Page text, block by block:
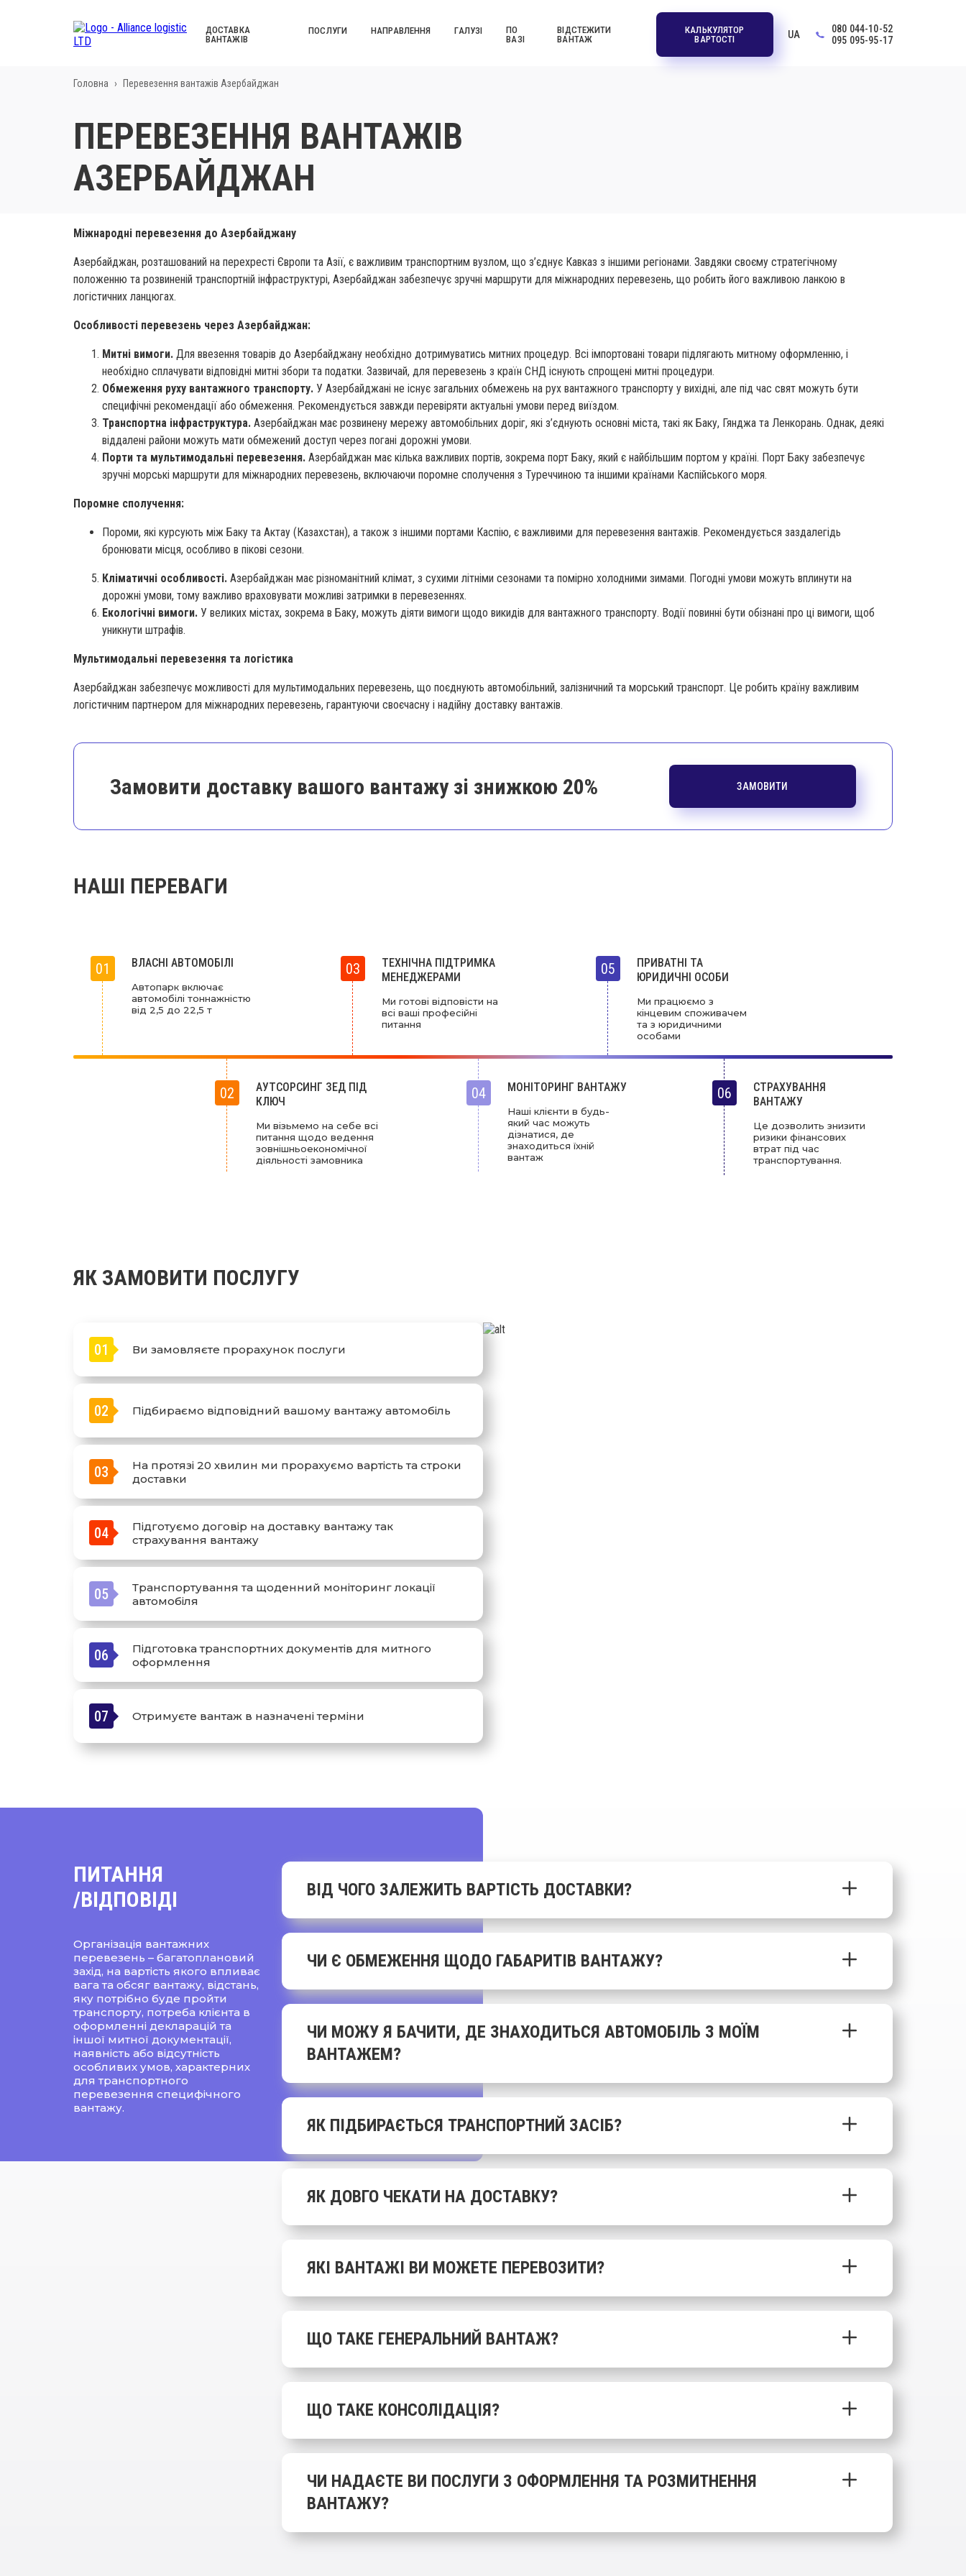
ДОСТАВКА
ВАНТАЖІВ
ПОСЛУГИ НАПРАВЛЕННЯ ГАЛУЗІ
ПО
ВАЗІ
ВІДСТЕЖИТИ
ВАНТАЖ
КАЛЬКУЛЯТОР
ВАРТОСТІ
UA
080 044-10-52
095 095-95-17
Головна › Перевезення вантажів Азербайджан
ПЕРЕВЕЗЕННЯ ВАНТАЖІВ
АЗЕРБАЙДЖАН
Міжнародні перевезення до Азербайджану
Азербайджан, розташований на перехресті Європи та Азії, є важливим транспортним вузлом, що з’єднує Кавказ з іншими регіонами. Завдяки своєму стратегічному
положенню та розвиненій транспортній інфраструктурі, Азербайджан забезпечує зручні маршрути для міжнародних перевезень, що робить його важливою ланкою в
логістичних ланцюгах.
Особливості перевезень через Азербайджан:
Митні вимоги. Для ввезення товарів до Азербайджану необхідно дотримуватись митних процедур. Всі імпортовані товари підлягають митному оформленню, і
необхідно сплачувати відповідні митні збори та податки. Зазвичай, для перевезень з країн СНД існують спрощені митні процедури.
Обмеження руху вантажного транспорту. У Азербайджані не існує загальних обмежень на рух вантажного транспорту у вихідні, але під час свят можуть бути
специфічні рекомендації або обмеження. Рекомендується завжди перевіряти актуальні умови перед виїздом.
Транспортна інфраструктура. Азербайджан має розвинену мережу автомобільних доріг, які з’єднують основні міста, такі як Баку, Гянджа та Ленкорань. Однак, деякі
віддалені райони можуть мати обмежений доступ через погані дорожні умови.
Порти та мультимодальні перевезення. Азербайджан має кілька важливих портів, зокрема порт Баку, який є найбільшим портом у країні. Порт Баку забезпечує
зручні морські маршрути для міжнародних перевезень, включаючи поромне сполучення з Туреччиною та іншими країнами Каспійського моря.
Поромне сполучення:
Пороми, які курсують між Баку та Актау (Казахстан), а також з іншими портами Каспію, є важливими для перевезення вантажів. Рекомендується заздалегідь
бронювати місця, особливо в пікові сезони.
Кліматичні особливості. Азербайджан має різноманітний клімат, з сухими літніми сезонами та помірно холодними зимами. Погодні умови можуть вплинути на
дорожні умови, тому важливо враховувати можливі затримки в перевезеннях.
Екологічні вимоги. У великих містах, зокрема в Баку, можуть діяти вимоги щодо викидів для вантажного транспорту. Водії повинні бути обізнані про ці вимоги, щоб
уникнути штрафів.
Мультимодальні перевезення та логістика
Азербайджан забезпечує можливості для мультимодальних перевезень, що поєднують автомобільний, залізничний та морський транспорт. Це робить країну важливим
логістичним партнером для міжнародних перевезень, гарантуючи своєчасну і надійну доставку вантажів.
Замовити доставку вашого вантажу зі знижкою 20% ЗАМОВИТИ
НАШІ ПЕРЕВАГИ
01 ВЛАСНІ АВТОМОБІЛІ
Автопарк включає
автомобілі тоннажністю
від 2,5 до 22,5 т
03
ТЕХНІЧНА ПІДТРИМКА
МЕНЕДЖЕРАМИ
Ми готові відповісти на
всі ваші професійні
питання
05
ПРИВАТНІ ТА
ЮРИДИЧНІ ОСОБИ
Ми працюємо з
кінцевим споживачем
та з юридичними
особами
02
АУТСОРСИНГ ЗЕД ПІД
КЛЮЧ
Ми візьмемо на себе всі
питання щодо ведення
зовнішньоекономічної
діяльності замовника
04 МОНІТОРИНГ ВАНТАЖУ
Наші клієнти в будь-
який час можуть
дізнатися, де
знаходиться їхній
вантаж
06
СТРАХУВАННЯ
ВАНТАЖУ
Це дозволить знизити
ризики фінансових
втрат під час
транспортування.
ЯК ЗАМОВИТИ ПОСЛУГУ
01 Ви замовляєте прорахунок послуги
02 Підбираємо відповідний вашому вантажу автомобіль
03
На протязі 20 хвилин ми прорахуємо вартість та строки
доставки
04
Підготуємо договір на доставку вантажу так
страхування вантажу
05
Транспортування та щоденний моніторинг локації
автомобіля
06
Підготовка транспортних документів для митного
оформлення
07 Отримуєте вантаж в назначені терміни
ПИТАННЯ
/ВІДПОВІДІ
Організація вантажних
перевезень – багатоплановий
захід, на вартість якого впливає
вага та обсяг вантажу, відстань,
яку потрібно буде пройти
транспорту, потреба клієнта в
оформленні декларацій та
іншої митної документації,
наявність або відсутність
особливих умов, характерних
для транспортного
перевезення специфічного
вантажу.
ВІД ЧОГО ЗАЛЕЖИТЬ ВАРТІСТЬ ДОСТАВКИ?
ЧИ Є ОБМЕЖЕННЯ ЩОДО ГАБАРИТІВ ВАНТАЖУ?
ЧИ МОЖУ Я БАЧИТИ, ДЕ ЗНАХОДИТЬСЯ АВТОМОБІЛЬ З МОЇМ
ВАНТАЖЕМ?
ЯК ПІДБИРАЄТЬСЯ ТРАНСПОРТНИЙ ЗАСІБ?
ЯК ДОВГО ЧЕКАТИ НА ДОСТАВКУ?
ЯКІ ВАНТАЖІ ВИ МОЖЕТЕ ПЕРЕВОЗИТИ?
ЩО ТАКЕ ГЕНЕРАЛЬНИЙ ВАНТАЖ?
ЩО ТАКЕ КОНСОЛІДАЦІЯ?
ЧИ НАДАЄТЕ ВИ ПОСЛУГИ З ОФОРМЛЕННЯ ТА РОЗМИТНЕННЯ
ВАНТАЖУ?